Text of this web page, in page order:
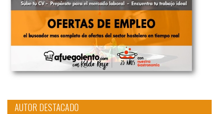
AUTOR DESTACADO